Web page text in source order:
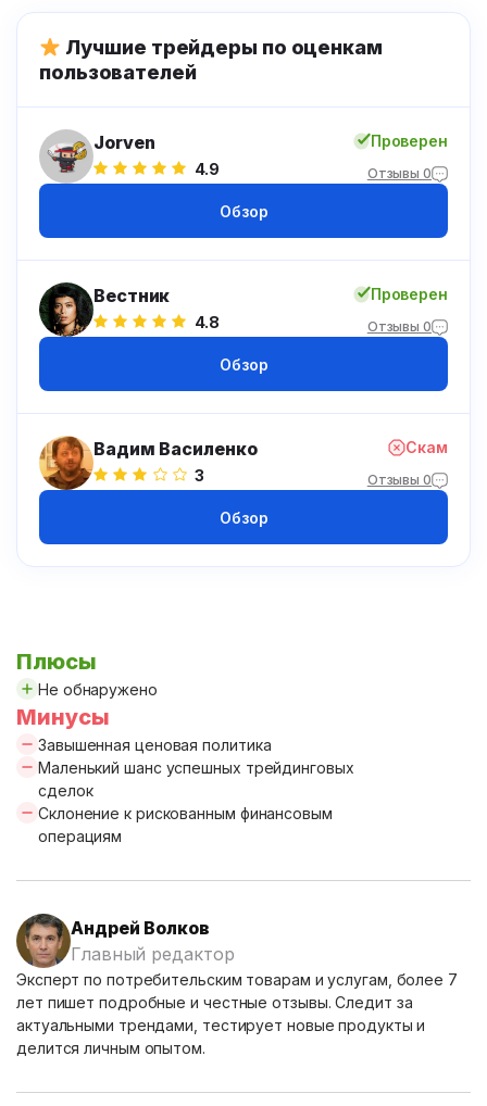
Лучшие трейдеры по оценкам
пользователей
Jorven
4.9
Проверен
Отзывы 0
Обзор
Вестник
4.8
Проверен
Отзывы 0
Обзор
Вадим Василенко
3
Скам
Отзывы 0
Обзор
Плюсы
Не обнаружено
Минусы
Завышенная ценовая политика
Маленький шанс успешных трейдинговых
сделок
Склонение к рискованным финансовым
операциям
Андрей Волков
Главный редактор
Эксперт по потребительским товарам и услугам, более 7
лет пишет подробные и честные отзывы. Следит за
актуальными трендами, тестирует новые продукты и
делится личным опытом.